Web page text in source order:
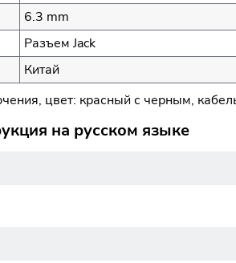
6.3 mm
Разъем Jack
Китай
цвет: красный с черным,
на русском языке